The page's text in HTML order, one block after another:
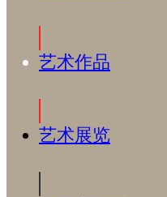
艺术作品
艺术展览